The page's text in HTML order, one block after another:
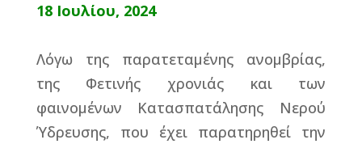
18 Ιουλίου, 2024
Λόγω της παρατεταμένης ανομβρίας,
της Φετινής χρονιάς και των
φαινομένων Κατασπατάλησης Νερού
Ύδρευσης, που έχει παρατηρηθεί την